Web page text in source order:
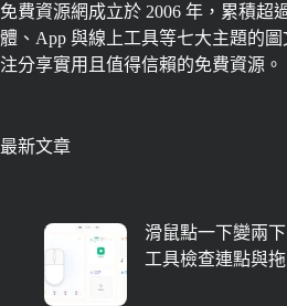
免費資源網成立於 2006 年，累積超
體、App 與線上工具等七大主題的
注分享實用且值得信賴的免費資源。
最新文章
滑鼠點一下變兩
工具檢查連點與